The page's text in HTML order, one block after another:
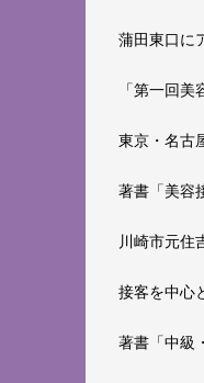
蒲田東口に
「第一回
東京・名古
著書「美容
川崎市元住
接客を中心
著書「中級